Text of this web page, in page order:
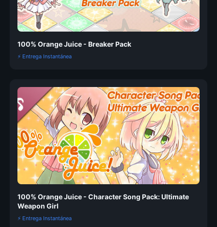
100% Orange Juice - Breaker Pack
⚡ Entrega Instantánea
100% Orange Juice - Character Song Pack: Ultimate
Weapon Girl
⚡ Entrega Instantánea